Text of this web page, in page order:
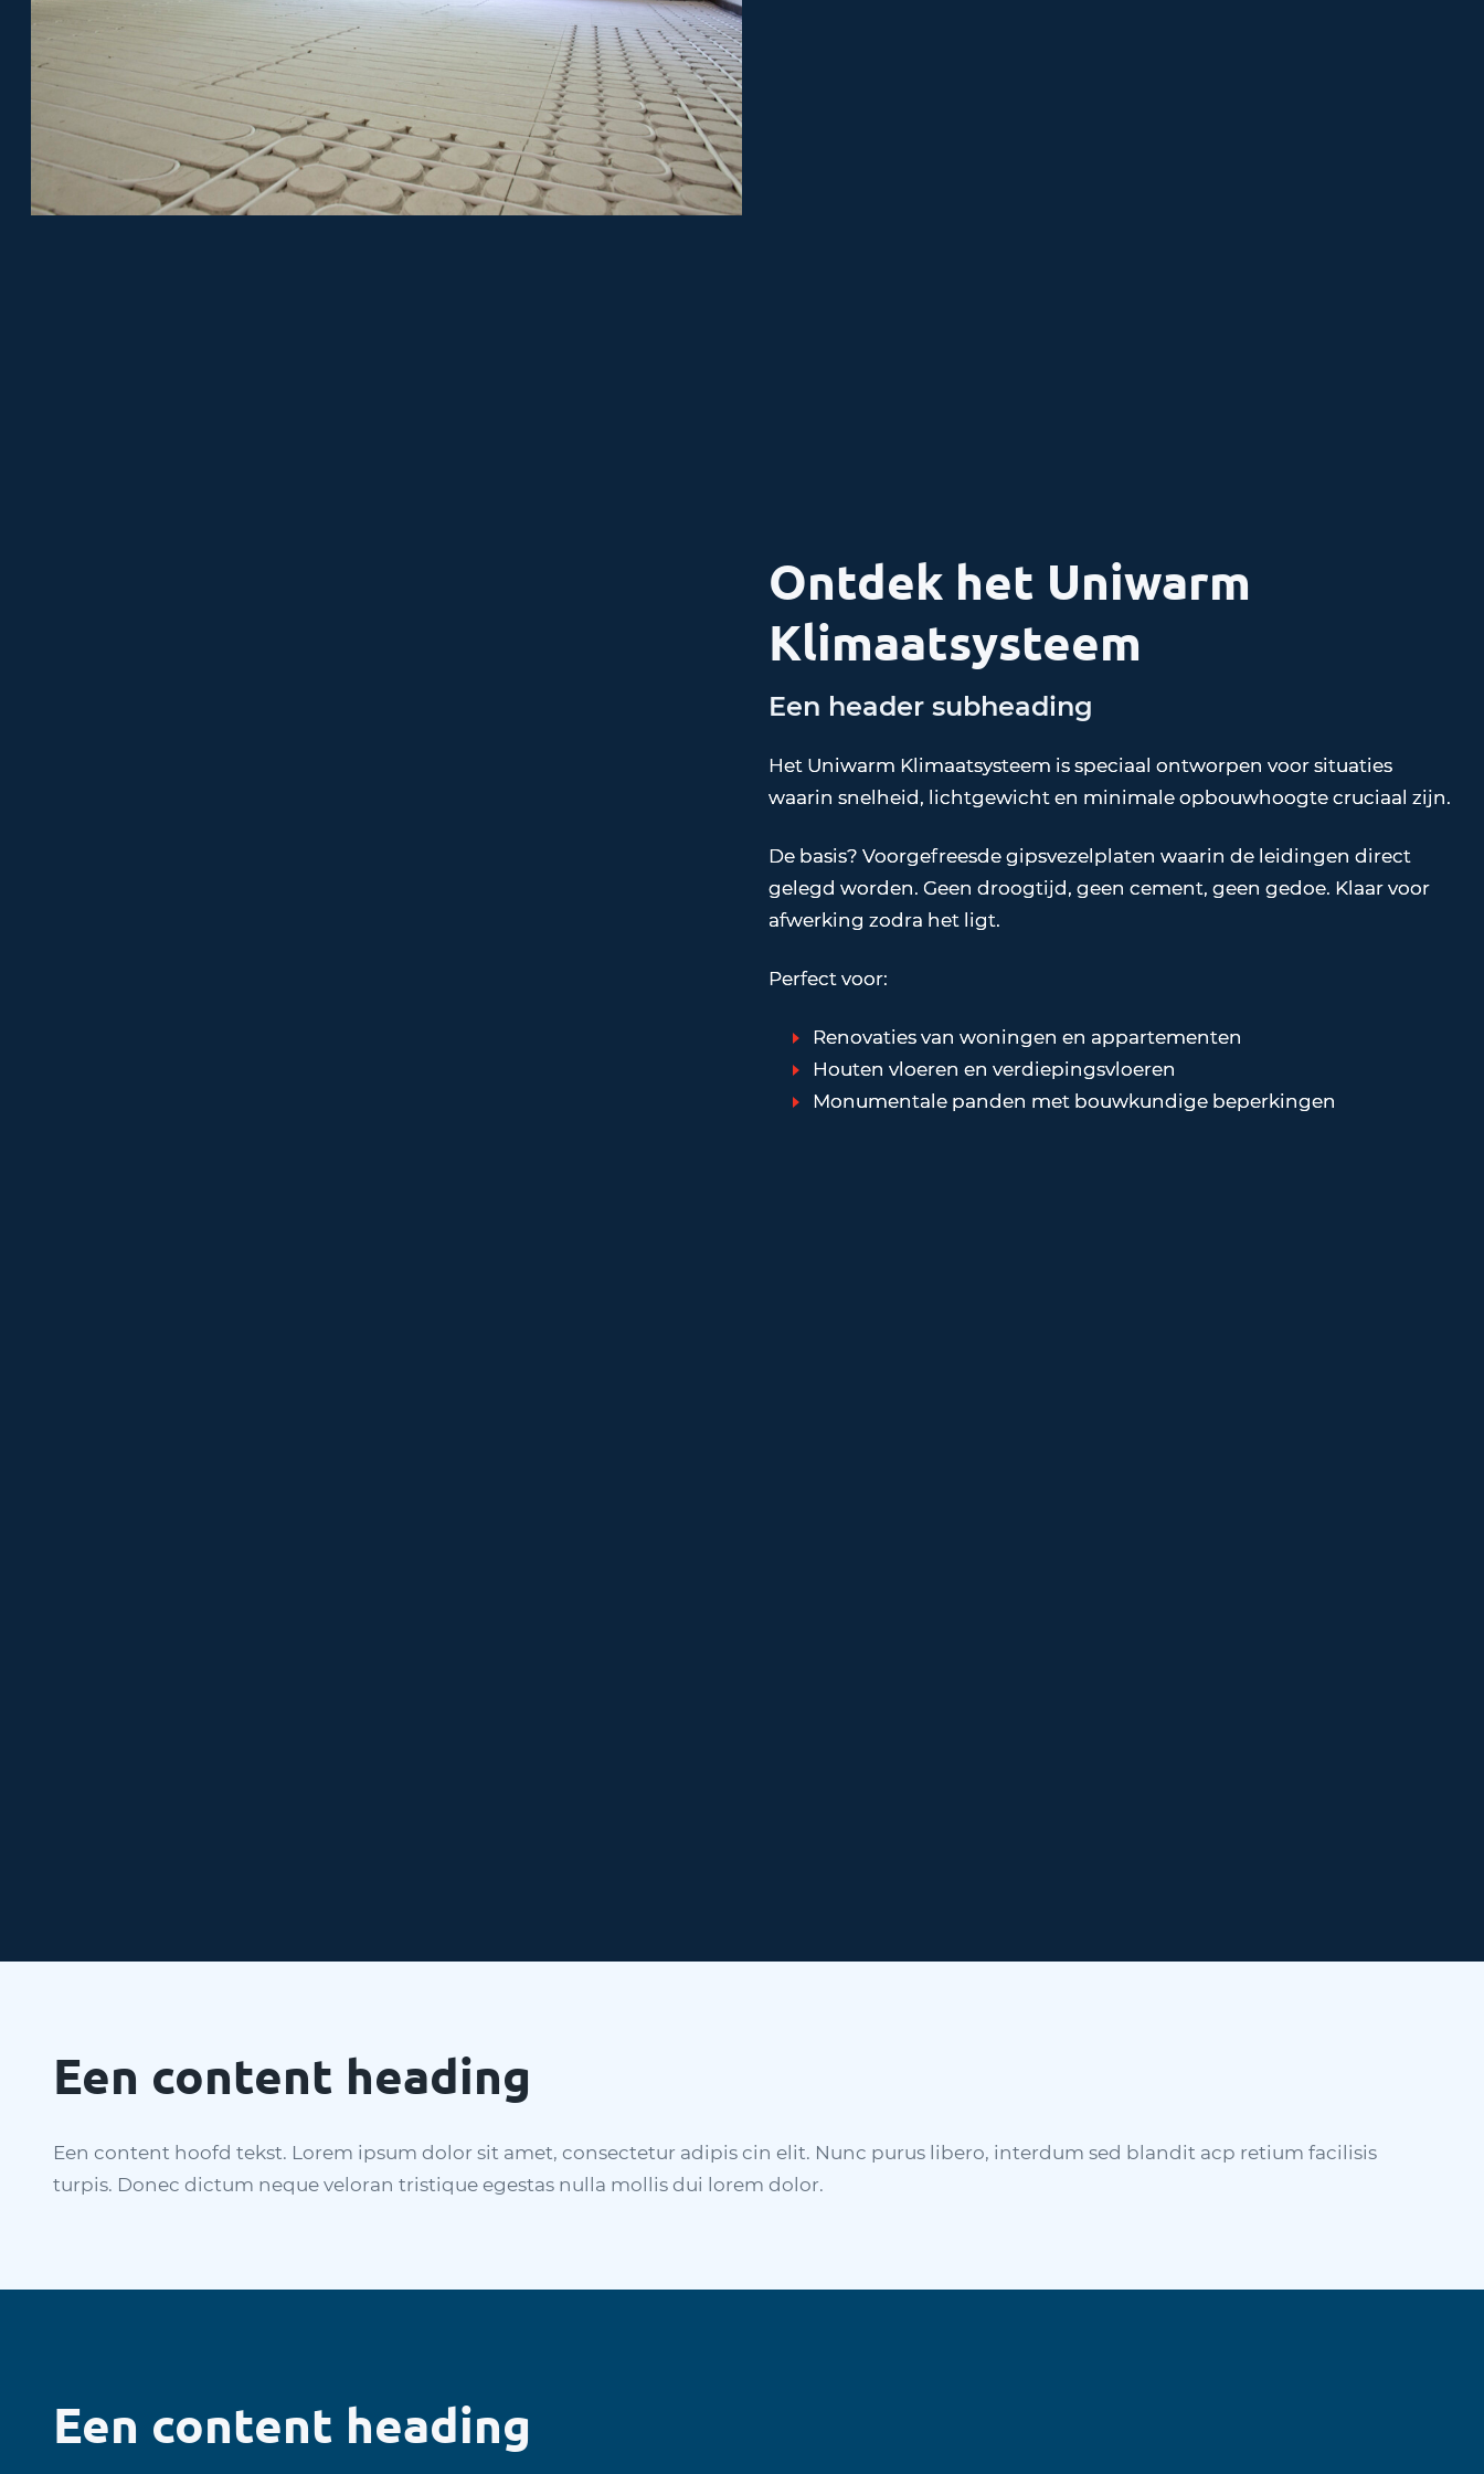
Ontdek het Uniwarm
Klimaatsysteem
Een header subheading
Het Uniwarm Klimaatsysteem is speciaal ontworpen voor situaties
waarin snelheid, lichtgewicht en minimale opbouwhoogte cruciaal zijn.
De basis? Voorgefreesde gipsvezelplaten waarin de leidingen direct
gelegd worden. Geen droogtijd, geen cement, geen gedoe. Klaar voor
afwerking zodra het ligt.
Perfect voor:
Renovaties van woningen en appartementen
Houten vloeren en verdiepingsvloeren
Monumentale panden met bouwkundige beperkingen
Een content heading
Een content hoofd tekst. Lorem ipsum dolor sit amet, consectetur adipis cin elit. Nunc purus libero, interdum sed blandit acp retium facilisis
turpis. Donec dictum neque veloran tristique egestas nulla mollis dui lorem dolor.
Een content heading